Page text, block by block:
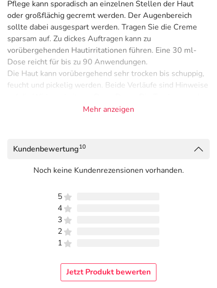
Pflege kann sporadisch an einzelnen Stellen der Haut
oder großflächig gecremt werden. Der Augenbereich
sollte dabei ausgespart werden. Tragen Sie die Creme
sparsam auf. Zu dickes Auftragen kann zu
vorübergehenden Hautirritationen führen. Eine 30 ml-
Dose reicht für bis zu 90 Anwendungen.
Die Haut kann vorübergehend sehr trocken bis schuppig,
feucht und pickelig werden. Beide Verläufe sind Hinweise
Schupp-Phase hält im Schnitt bis zu 14 Tagen an und
Inhaltsstoffe.
Nicht bei Kindern unter 3 Jahren anwenden.
Aqua, Propylene glycol, Stearyl alcohol, Sulfur, Zinc
oxide, Glycerin, Isopropyl palmitate, Palmitic acid, Stearic
Menthol, Lanolin, Sorbitan stearate, Polysorbate 80,
Triticum vulgare (wheat) germ oil, Phenoxyethanol,
Mehr anzeigen
Kundenbewertung10
Noch keine Kundenrezensionen vorhanden.
5
4
3
2
1
Jetzt Produkt bewerten